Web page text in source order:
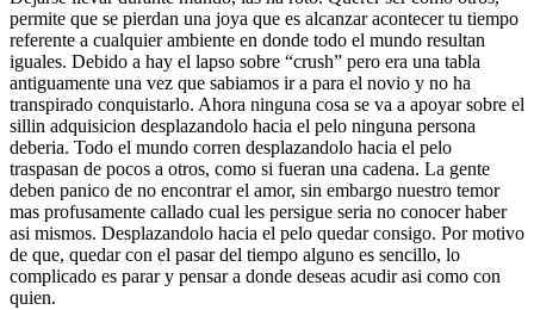
permite que se pierdan una joya que es alcanzar acontecer tu tiempo
referente a cualquier ambiente en donde todo el mundo resultan
iguales. Debido a hay el lapso sobre “crush” pero era una tabla
antiguamente una vez que sabiamos ir a para el novio y no ha
transpirado conquistarlo. Ahora ninguna cosa se va a apoyar sobre el
silli­n adquisicion desplazandolo hacia el pelo ninguna persona
deberi­a. Todo el mundo corren desplazandolo hacia el pelo
traspasan de pocos a otros, como si fueran una cadena. La gente
deben panico de no encontrar el amor, sin embargo nuestro temor
mas profusamente callado cual les persigue seri­a no conocer haber
asi mismos. Desplazandolo hacia el pelo quedar consigo. Por motivo
de que, quedar con el pasar del tiempo alguno es sencillo, lo
complicado es parar y pensar a donde deseas acudir asi­ como con
quien.